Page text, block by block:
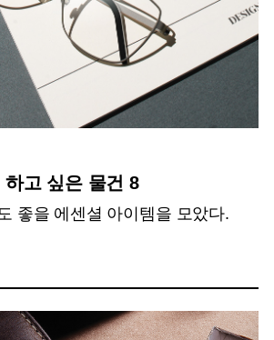
고 싶은 물건 8
좋을 에센셜 아이템을 모았다.